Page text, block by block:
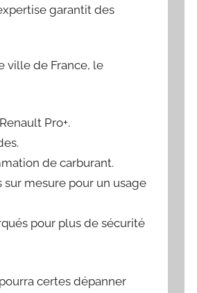
garantit des
ville de France, le
Pro+.
de carburant.
mesure pour un usage
pour plus de sécurité
certes dépanner